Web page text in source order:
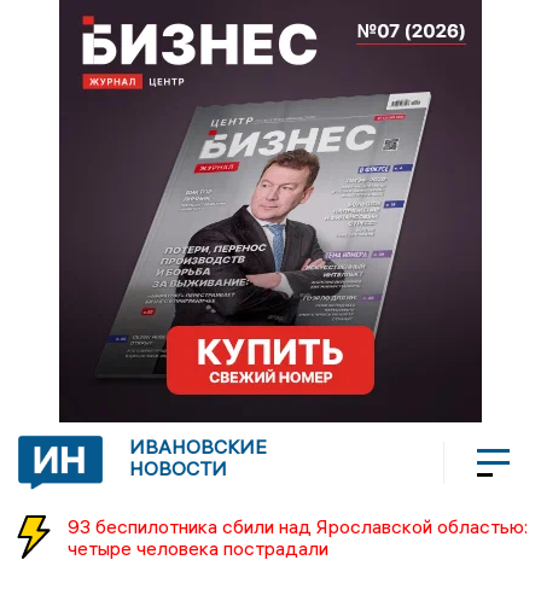
ИВАНОВСКИЕ
НОВОСТИ
93 беспилотника сбили над Ярославской областью:
четыре человека пострадали